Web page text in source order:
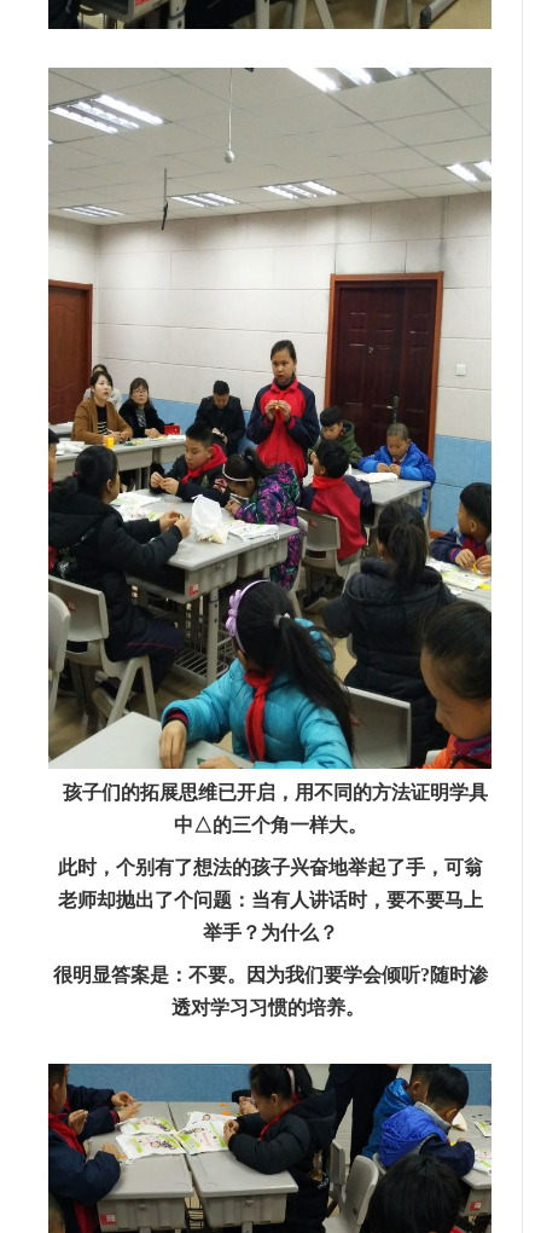
孩子们的拓展思维已开启，用不同的方法证明学具
中△的三个角一样大。
此时，个别有了想法的孩子兴奋地举起了手，可翁
老师却抛出了个问题：当有人讲话时，要不要马上
举手？为什么？
很明显答案是：不要。因为我们要学会倾听?随时渗
透对学习习惯的培养。